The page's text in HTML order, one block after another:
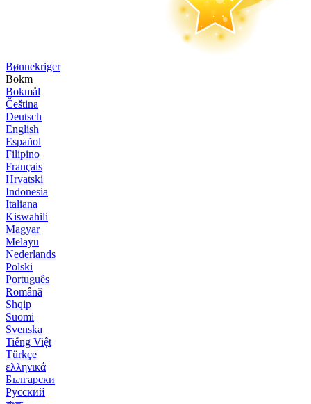
Bønne­kriger
Bokm
Bokmål
Čeština
Deutsch
English
Español
Filipino
Français
Hrvatski
Indonesia
Italiana
Kiswahili
Magyar
Melayu
Nederlands
Polski
Português
Română
Shqip
Suomi
Svenska
Tiếng Việt
Türkçe
ελληνικά
Български
Русский